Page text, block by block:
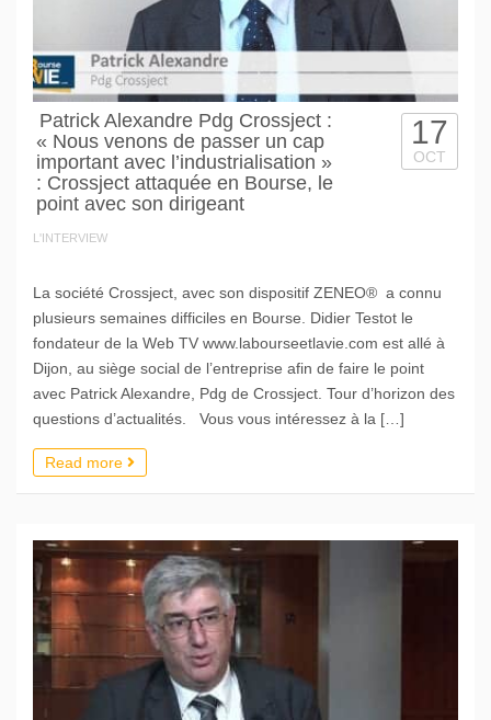
Patrick Alexandre Pdg Crossject :
« Nous venons de passer un cap
important avec l’industrialisation »
: Crossject attaquée en Bourse, le
point avec son dirigeant
L'INTERVIEW
17
OCT
La société Crossject, avec son dispositif ZENEO® a connu
plusieurs semaines difficiles en Bourse. Didier Testot le
fondateur de la Web TV www.labourseetlavie.com est allé à
Dijon, au siège social de l’entreprise afin de faire le point
avec Patrick Alexandre, Pdg de Crossject. Tour d’horizon des
questions d’actualités. Vous vous intéressez à la […]
Read more